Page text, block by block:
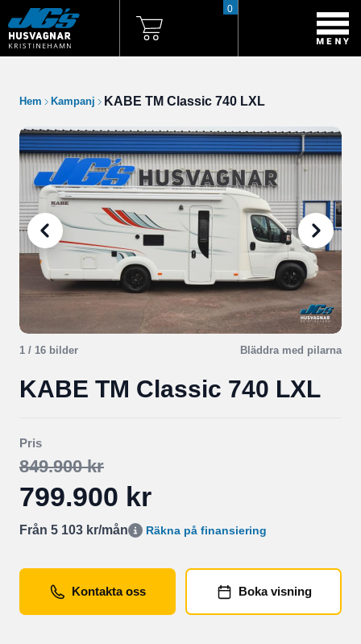
0
Hem Kampanj KABE TM Classic 740 LXL
1 / 16 bilder Bläddra med pilarna
KABE TM Classic 740 LXL
Pris
849.900 kr
799.900 kr
Från 5 103 kr/mån Räkna på finansiering
Kontakta oss Boka visning